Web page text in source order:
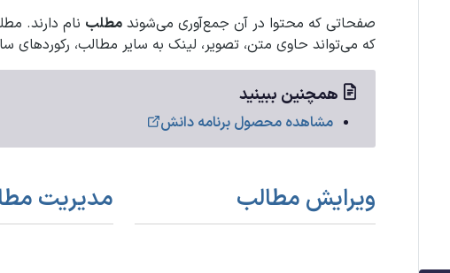
صفحاتی که محتوا در آن جمع‌آوری می‌شوند مطلب
که می‌تواند حاوی متن، تصویر، لینک به سایر مطالب، رکوردهای
همچنین ببینید
مشاهده محصول برنامه دانش
ویرایش مطالب مدیریت